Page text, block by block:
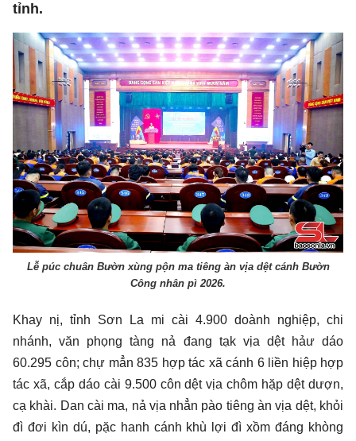
tỉnh.
Lễ púc chuân Bườn xùng pộn ma tiêng àn vịa dệt cánh Bườn
Công nhân pì 2026.
Khay nị, tỉnh Sơn La mi cài 4.900 doành nghiệp, chi
nhánh, văn phọng tàng nả đang tạk vịa dệt hảư dáo
60.295 côn; chự mẳn 835 hợp tác xã cánh 6 liền hiệp hợp
tác xã, cắp dáo cài 9.500 côn dệt vịa chôm hặp dệt dượn,
cạ khài. Dan cài ma, nả vịa nhẳn pào tiêng àn vịa dệt, khỏi
đì đơi kìn dú, pặc hanh cánh khù lợi đì xồm đáng khòng